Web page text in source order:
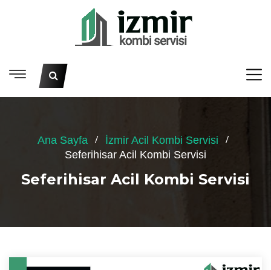
Ana Sayfa
İzmir Acil Kombi Servisi
Seferihisar Acil Kombi Servisi
Seferihisar Acil Kombi Servisi